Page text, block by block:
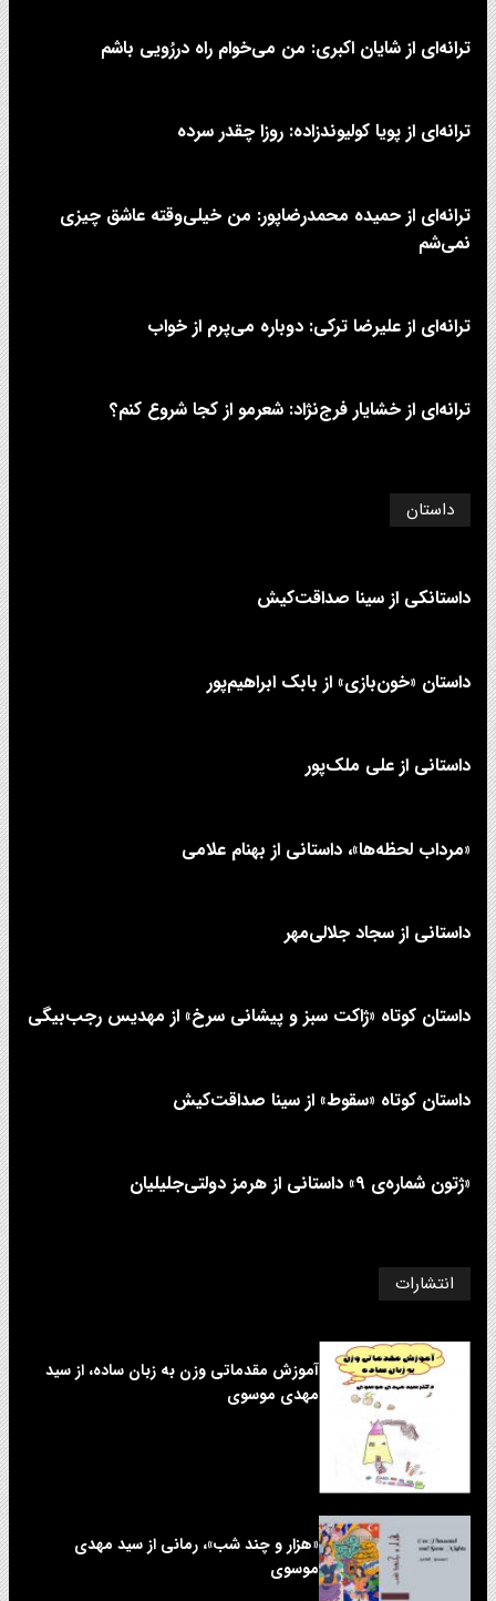
ترانه‌ای از شایان اکبری: من می‌خوام راه دررُویی باشم
ترانه‌ای از پویا کولیوندزاده: روزا چقدر سرده
ترانه‌ای از حمیده محمدرضاپور: من خیلی‌وقته عاشق چیزی
نمی‌شم
ترانه‌ای از علیرضا ترکی: دوباره می‌پرم از خواب
ترانه‌ای از خشایار فرج‌نژاد: شعرمو از کجا شروع کنم؟
داستان
داستانکی از سینا صداقت‌کیش
داستان «خون‌بازی» از بابک ابراهیم‌پور
داستانی از علی‌ ملک‌پور
«مرداب لحظه‌ها»، داستانی از بهنام علامی
داستانی از سجاد جلالی‌مهر
داستان کوتاه «ژاکت سبز و پیشانی سرخ» از مهدیس رجب‌بیگی
داستان کوتاه «سقوط» از سینا صداقت‌کیش
«ژتون شماره‌ی ۹» داستانی از هرمز دولتی‌جلیلیان
انتشارات
آموزش مقدماتی وزن به زبان ساده، از سید
مهدی موسوی
«هزار و چند شب»، رمانی از سید مهدی
موسوی